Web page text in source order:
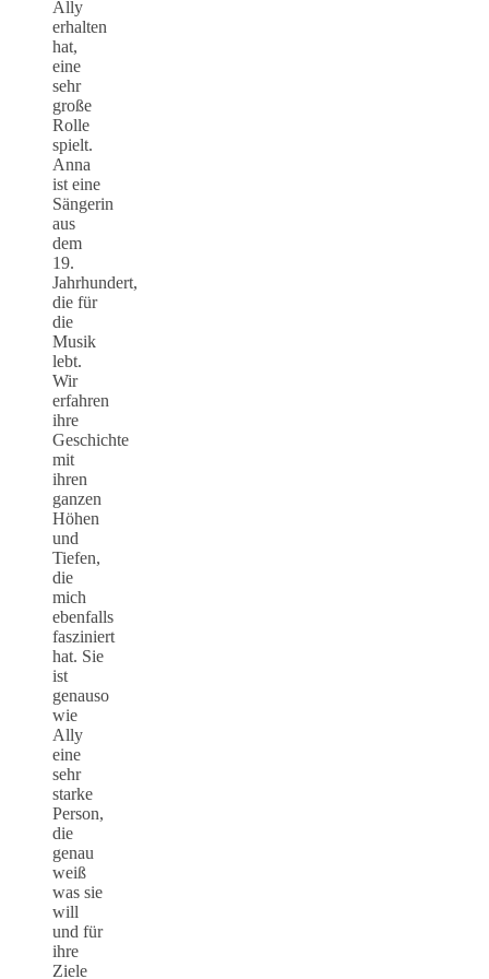
Ally
erhalten
hat,
eine
sehr
große
Rolle
spielt.
Anna
ist eine
Sängerin
aus
dem
19.
Jahrhundert,
die für
die
Musik
lebt.
Wir
erfahren
ihre
Geschichte
mit
ihren
ganzen
Höhen
und
Tiefen,
die
mich
ebenfalls
fasziniert
hat. Sie
ist
genauso
wie
Ally
eine
sehr
starke
Person,
die
genau
weiß
was sie
will
und für
ihre
Ziele